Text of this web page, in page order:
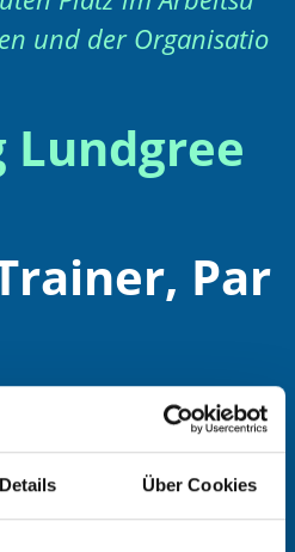
Details Über Cookies
und der Organisatio
Lundgree
Par
als B
Trainer